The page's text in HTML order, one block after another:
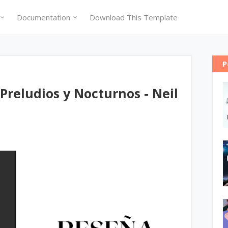
Documentation Download This Template
y Nocturnos - Neil